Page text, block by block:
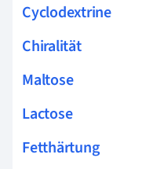
Cyclodextrine
Chiralität
Maltose
Lactose
Fetthärtung